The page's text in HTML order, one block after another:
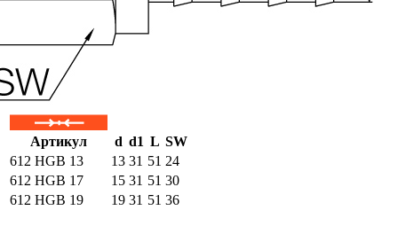
Артикул d d1 L SW
612 HGB 13
13 31 51 24
612 HGB 17
15 31 51 30
612 HGB 19
19 31 51 36